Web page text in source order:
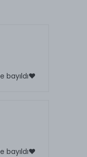
bayıldı❤️
bayıldı❤️